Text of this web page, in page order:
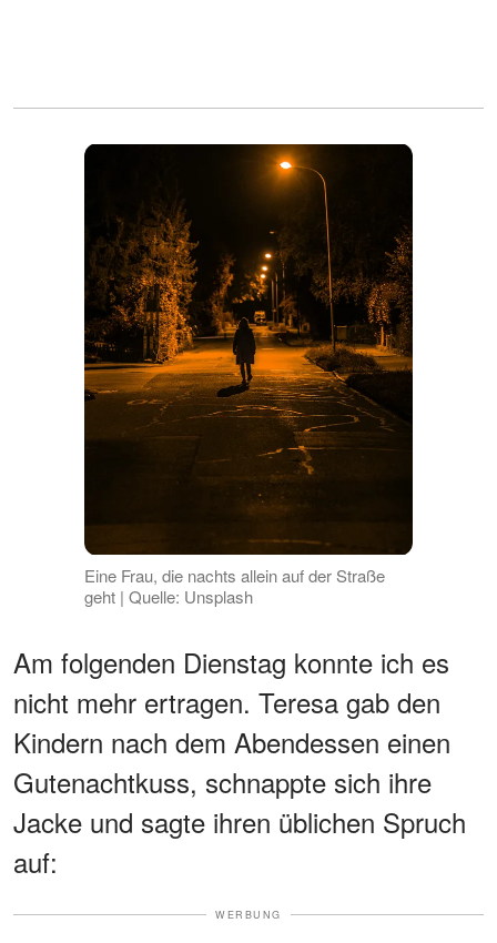
Eine Frau, die nachts allein auf der Straße
geht | Quelle: Unsplash
Am folgenden Dienstag konnte ich es
nicht mehr ertragen. Teresa gab den
Kindern nach dem Abendessen einen
Gutenachtkuss, schnappte sich ihre
Jacke und sagte ihren üblichen Spruch
auf:
WERBUNG